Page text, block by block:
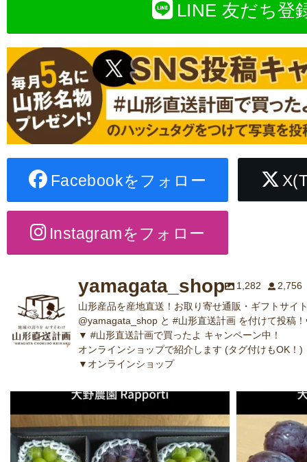
LINE 友だち登
Facebookをフォロー
Instagramをフォロー
yamagata_shop 1,282
2,756
山形産品を産地直送！お取り寄せ通販・ギフトサイ
@yamagata_shop と #山形直送計画 を付けて投稿
▼ #山形直送計画で買ったよ キャンペーン中！
オンラインショップで紹介します (タグ付けもOK！)
▼オンラインショップ